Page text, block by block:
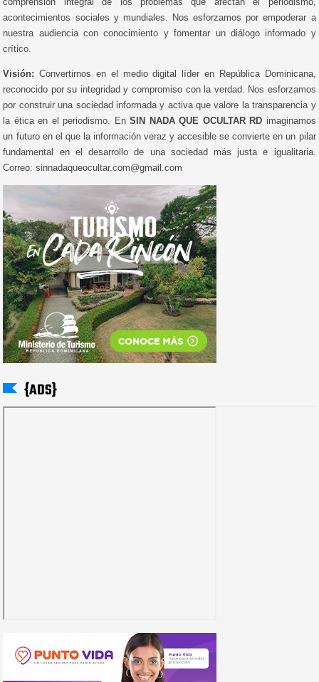
acontecimientos sociales y mundiales. Nos esforzamos por empoderar a
nuestra audiencia con conocimiento y fomentar un diálogo informado y
crítico.
Visión: Convertirnos en el medio digital líder en República Dominicana,
reconocido por su integridad y compromiso con la verdad. Nos esforzamos
por construir una sociedad informada y activa que valore la transparencia y
la ética en el periodismo. EnSIN NADA QUE OCULTAR RD imaginamos
un futuro en el que la información veraz y accesible se convierte en un pilar
fundamental en el desarrollo de una sociedad más justa e igualitaria.
Correo: sinnadaqueocultar.com@gmail.com
{ADS}